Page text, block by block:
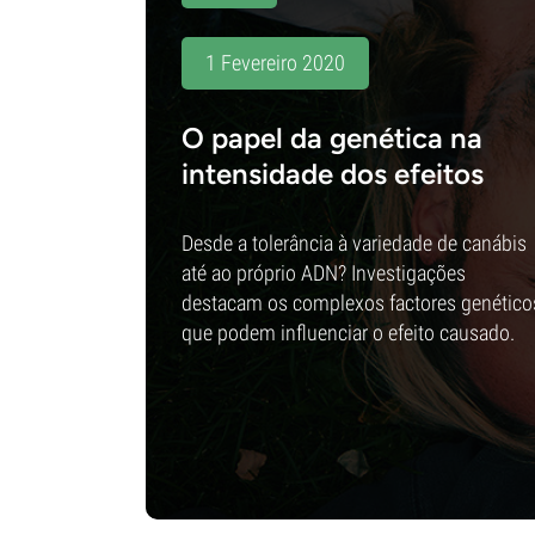
1 Fevereiro 2020
O papel da genética na
intensidade dos efeitos
Desde a tolerância à variedade de canábis
até ao próprio ADN? Investigações
destacam os complexos factores
que podem influenciar o efeito causado.